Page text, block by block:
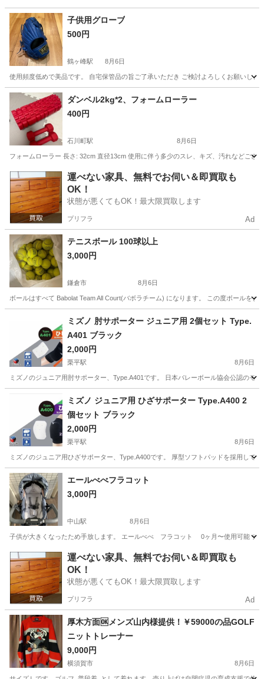
子供用グローブ
500円
鶴ヶ峰駅 8月6日
使用頻度低めで美品です。 自宅保管品の旨ご了承いただき ご検討よろしくお願いしま
神奈川 横浜市 鶴ヶ峰駅
ダンベル2kg*2、フォームローラー
400円
石川町駅 8月6日
フォームローラー 長さ: 32cm 直径13cm 使用に伴う多少のスレ、キズ、汚れなどご
神奈川 横浜市 石川町駅 フィットネス、トレーニング
運べない家具、無料でお伺い＆即買取も
OK！
状態が悪くてもOK！最大限買取します
プリフラ Ad
テニスボール 100球以上
3,000円
鎌倉市 8月6日
ボールはすべて Babolat Team All Court(バボラチーム) になります。 この度ボールを
テニス
ミズノ 肘サポーター ジュニア用 2個セット Type.
A401 ブラック
2,000円
栗平駅 8月6日
ミズノのジュニア用肘サポーター、Type.A401です。 日本バレーボール協会公認の
栗平駅 その他 サポーター
ミズノ ジュニア用 ひざサポーター Type.A400 2
個セット ブラック
2,000円
栗平駅 8月6日
ミズノのジュニア用ひざサポーター、Type.A400です。 厚型ソフトパッドを採用し
神奈川 川崎市 その他
エールべべフラコット
3,000円
中山駅 8月6日
子供が大きくなったため手放します。 エールべべ フラコット 0ヶ月〜使用可能 チ
神奈川 横浜市 中山駅 スポーツ フラコット
運べない家具、無料でお伺い＆即買取も
OK！
状態が悪くてもOK！最大限買取します
プリフラ Ad
厚木方面🆗メンズ山内様提供！￥59000の品GOLF
ニットトレーナー
9,000円
横須賀市 8月6日